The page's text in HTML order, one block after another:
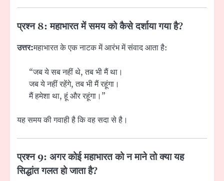
प्रश्न 8: महाभारत में समय को कैसे दर्शाया गया है?
उत्तर:महाभारत के एक नाटक में आरंभ में संवाद आता है:
“जब ये सब नहीं थे, तब भी मैं था।
जब ये नहीं रहेंगे, तब भी मैं रहूंगा।
मैं हमेशा था, हूं और रहूंगा।”
यह समय की गवाही है कि वह सदा से है।
प्रश्न 9: अगर कोई महाभारत को न माने तो क्या यह
सिद्धांत गलत हो जाता है?